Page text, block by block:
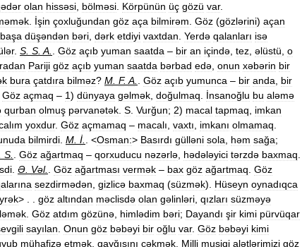
olan hissəsi bölməsi Körpünün üç gözü var.
İşin çoxluğundan göz aça bilmirəm Göz (gözlərini) açan
başa düşəndən bəri dərk etdiyi vaxtdan Yerdə qalanları isə
. S S A Göz açıb yuman saatda – bir an içində tez əlüstü o
Pariji göz açıb yuman saatda bərbad edə onun xəbərin bir
bura çatdıra bilməz? M F. A Göz açıb yumunca – bir anda
bir
Göz açmaq – 1) dünyaya gəlmək doğulmaq İnsanoğlu bu aləmə
qurban olmuş pərvanətək S Vurğun; 2) macal tapmaq
imkan
yoxdur. Göz açmamaq – macalı vaxtı imkanı olmamaq
bilmirdi M İ . <Osman:> Basırdı gülləni sola həm sağa;
S Göz ağartmaq – qorxuducu nəzərlə hədələyici tərzdə baxmaq
Ə Vəl. Göz ağartması vermək – bax göz ağartmaq Göz
sezdirmədən gizlicə baxmaq (süzmək). Hüseyn oynadıqca
> . . göz altından məclisdə olan gəlinləri qızları süzməyə
Göz atdım gözünə himlədim bəri; Dayandı şir kimi pürvüqar
sayılan Onun göz bəbəyi bir oğlu var. Göz bəbəyi kimi
mühafizə etmək qayğısını çəkmək Milli musiqi alətlərimizi göz